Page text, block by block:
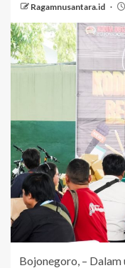
Ragamnusantara.id
Bojonegoro, –